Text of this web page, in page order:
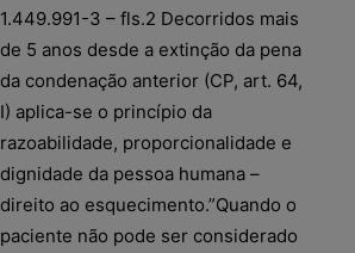
1.449.991-3 – fls.2 Decorridos mais
de 5 anos desde a extinção da pena
da condenação anterior (CP, art. 64,
I) aplica-se o princípio da
razoabilidade, proporcionalidade e
dignidade da pessoa humana –
direito ao esquecimento.”Quando o
paciente não pode ser considerado